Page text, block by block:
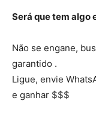
Será que tem algo
Não se engane,
garantido .
Ligue, envie
e ganhar $$$